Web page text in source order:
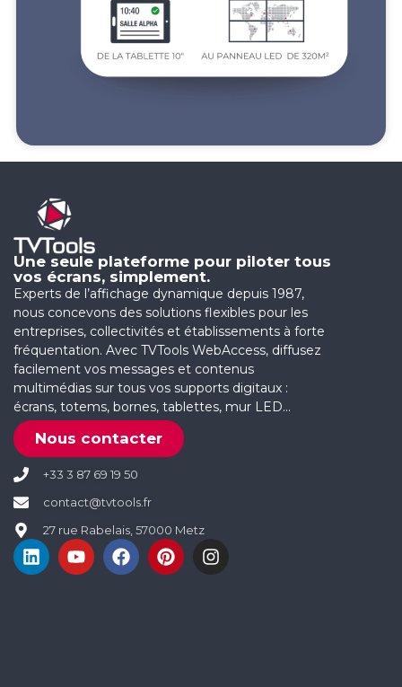
Une seule plateforme pour piloter tous
vos écrans, simplement.
Experts de l’affichage dynamique depuis 1987,
nous concevons des solutions flexibles pour les
entreprises, collectivités et établissements à forte
fréquentation. Avec TVTools WebAccess, diffusez
facilement vos messages et contenus
multimédias sur tous vos supports digitaux :
écrans, totems, bornes, tablettes, mur LED…
Nous contacter
+33 3 87 69 19 50
contact@tvtools.fr
27 rue Rabelais, 57000 Metz